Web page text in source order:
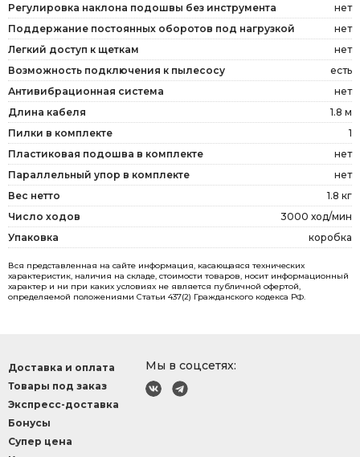
Регулировка наклона подошвы без инструмента
нет
Поддержание постоянных оборотов под нагрузкой
нет
Легкий доступ к щеткам
нет
Возможность подключения к пылесосу
есть
Антивибрационная система
нет
Длина кабеля
1.8 м
Пилки в комплекте
1
Пластиковая подошва в комплекте
нет
Параллельный упор в комплекте
нет
Вес нетто
1.8 кг
Число ходов
3000 ход/мин
Упаковка
коробка
Вся представленная на сайте информация, касающаяся технических
характеристик, наличия на складе, стоимости товаров, носит информационный
характер и ни при каких условиях не является публичной офертой,
определяемой положениями Статьи 437(2) Гражданского кодекса РФ.
Мы в соцсетях:
Доставка и оплата
Товары под заказ
Экспресс-доставка
Бонусы
Супер цена